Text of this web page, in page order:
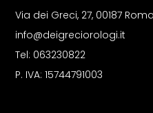
Via dei Greci, 27, 00187 Roma
info@deigreciorologi.it
Tel: 063230822
P. IVA: 15744791003